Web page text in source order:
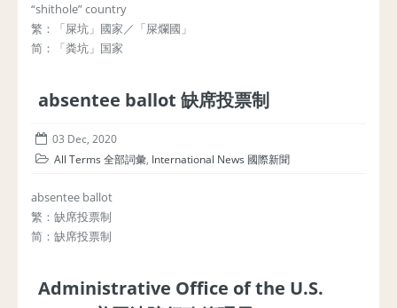
“shithole” country
繁：「屎坑」國家／「屎爛國」
简：「粪坑」国家
absentee ballot 缺席投票制
03 Dec, 2020
All Terms 全部詞彙, International News 國際新聞
absentee ballot
繁：缺席投票制
简：缺席投票制
Administrative Office of the U.S.